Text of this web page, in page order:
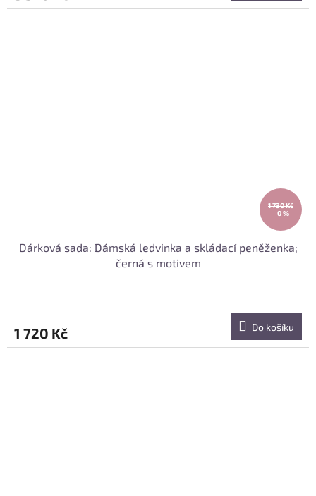
1 730 Kč
–0 %
Dárková sada: Dámská ledvinka a skládací peněženka;
černá s motivem
1 720 Kč Do košíku